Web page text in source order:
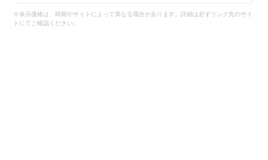
※表示価格は、時期やサイトによって異なる場合があります。詳細は必ずリンク先のサイ
トにてご確認ください。